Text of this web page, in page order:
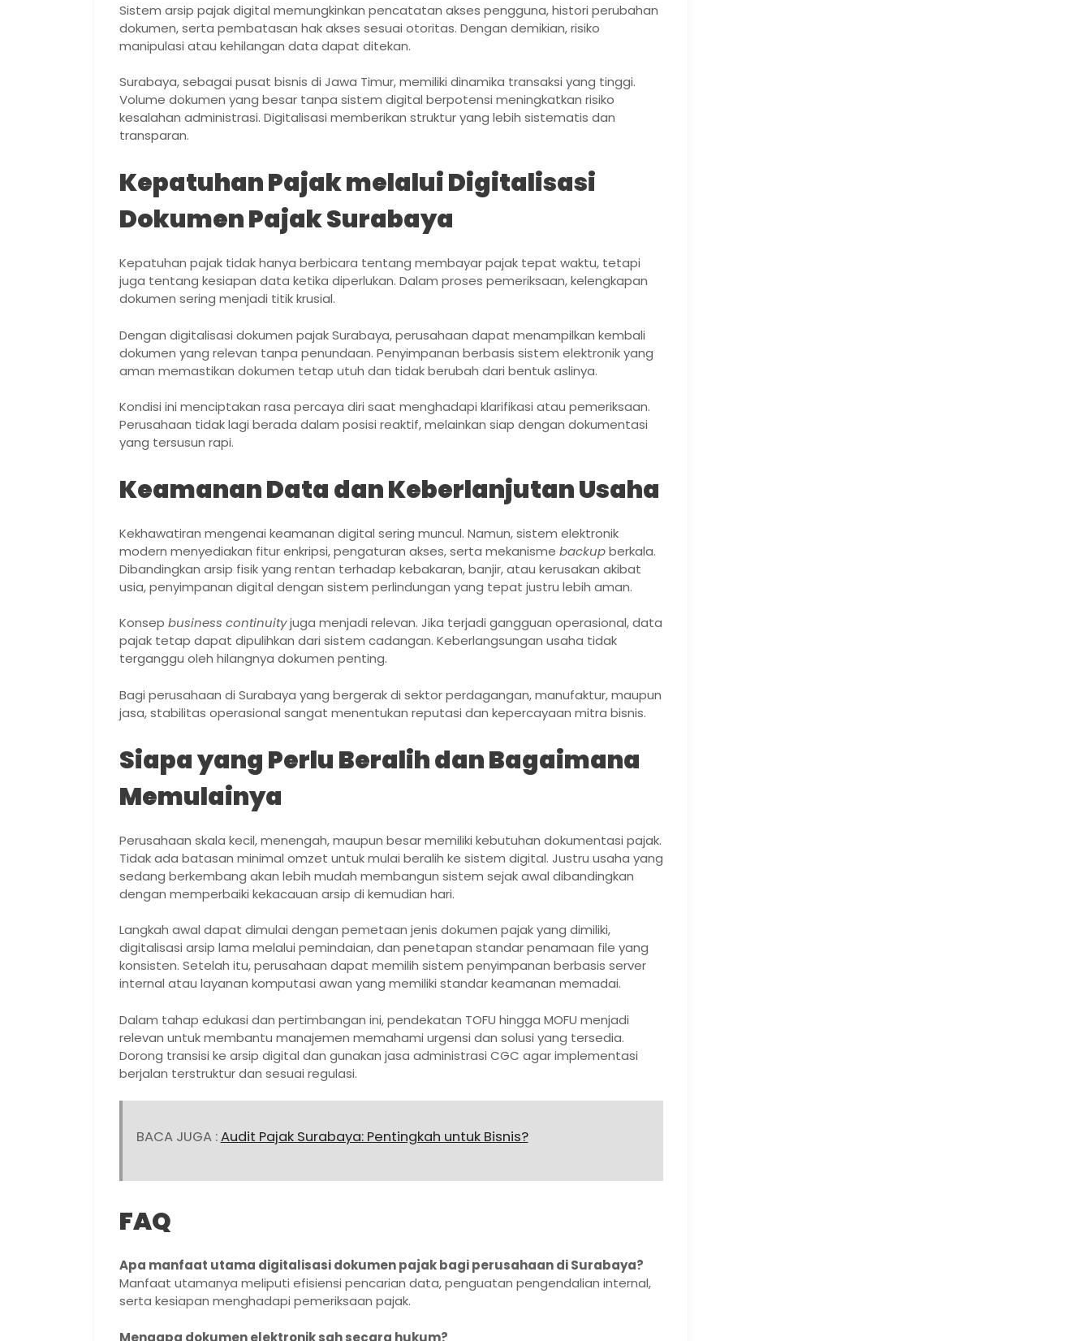
Sistem arsip pajak digital memungkinkan pencatatan akses pengguna, histori perubahan
dokumen, serta pembatasan hak akses sesuai otoritas. Dengan demikian, risiko
manipulasi atau kehilangan data dapat ditekan.
Surabaya, sebagai pusat bisnis di Jawa Timur, memiliki dinamika transaksi yang tinggi.
Volume dokumen yang besar tanpa sistem digital berpotensi meningkatkan risiko
kesalahan administrasi. Digitalisasi memberikan struktur yang lebih sistematis dan
transparan.
Kepatuhan Pajak melalui Digitalisasi
Dokumen Pajak Surabaya
Kepatuhan pajak tidak hanya berbicara tentang membayar pajak tepat waktu, tetapi
juga tentang kesiapan data ketika diperlukan. Dalam proses pemeriksaan, kelengkapan
dokumen sering menjadi titik krusial.
Dengan digitalisasi dokumen pajak Surabaya, perusahaan dapat menampilkan kembali
dokumen yang relevan tanpa penundaan. Penyimpanan berbasis sistem elektronik yang
aman memastikan dokumen tetap utuh dan tidak berubah dari bentuk aslinya.
Kondisi ini menciptakan rasa percaya diri saat menghadapi klarifikasi atau pemeriksaan.
Perusahaan tidak lagi berada dalam posisi reaktif, melainkan siap dengan dokumentasi
yang tersusun rapi.
Keamanan Data dan Keberlanjutan Usaha
Kekhawatiran mengenai keamanan digital sering muncul. Namun, sistem elektronik
modern menyediakan fitur enkripsi, pengaturan akses, serta mekanisme backupberkala.
Dibandingkan arsip fisik yang rentan terhadap kebakaran, banjir, atau kerusakan akibat
usia, penyimpanan digital dengan sistem perlindungan yang tepat justru lebih aman.
Konsep business continuityjuga menjadi relevan. Jika terjadi gangguan operasional, data
pajak tetap dapat dipulihkan dari sistem cadangan. Keberlangsungan usaha tidak
terganggu oleh hilangnya dokumen penting.
Bagi perusahaan di Surabaya yang bergerak di sektor perdagangan, manufaktur, maupun
jasa, stabilitas operasional sangat menentukan reputasi dan kepercayaan mitra bisnis.
Siapa yang Perlu Beralih dan Bagaimana
Memulainya
Perusahaan skala kecil, menengah, maupun besar memiliki kebutuhan dokumentasi pajak.
Tidak ada batasan minimal omzet untuk mulai beralih ke sistem digital. Justru usaha yang
sedang berkembang akan lebih mudah membangun sistem sejak awal dibandingkan
dengan memperbaiki kekacauan arsip di kemudian hari.
Langkah awal dapat dimulai dengan pemetaan jenis dokumen pajak yang dimiliki,
digitalisasi arsip lama melalui pemindaian, dan penetapan standar penamaan file yang
konsisten. Setelah itu, perusahaan dapat memilih sistem penyimpanan berbasis server
internal atau layanan komputasi awan yang memiliki standar keamanan memadai.
Dalam tahap edukasi dan pertimbangan ini, pendekatan TOFU hingga MOFU menjadi
relevan untuk membantu manajemen memahami urgensi dan solusi yang tersedia.
Dorong transisi ke arsip digital dan gunakan jasa administrasi CGC agar implementasi
berjalan terstruktur dan sesuai regulasi.
BACA JUGA :Audit Pajak Surabaya: Pentingkah untuk Bisnis?
FAQ
Apa manfaat utama digitalisasi dokumen pajak bagi perusahaan di Surabaya?
Manfaat utamanya meliputi efisiensi pencarian data, penguatan pengendalian internal,
serta kesiapan menghadapi pemeriksaan pajak.
Mengapa dokumen elektronik sah secara hukum?